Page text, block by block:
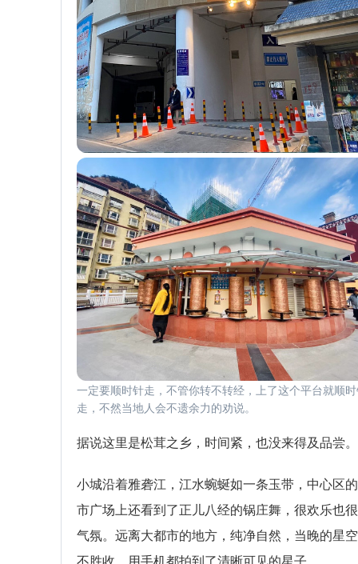
一定要顺时针走，不管你转不转经，上了这个平台就顺
走，不然当地人会不遗余力的劝说。
据说这里是松茸之乡，时间紧，也没来得及品尝。
小城沿着雅砻江，江水蜿蜒如一条玉带，中心区
市广场上还看到了正儿八经的锅庄舞，很欢乐也
气氛。远离大都市的地方，纯净自然，当晚的星
不胜收，用手机都拍到了清晰可见的星子。